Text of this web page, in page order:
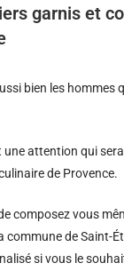
garnis et
bien les hommes
une attention qui
de Provence.
composez vous
commune de Saint-
si vous le